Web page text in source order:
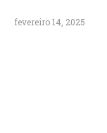
fevereiro 14, 2025